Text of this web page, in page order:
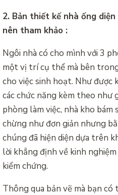
2. Bản thiết kế nhà ống
nên tham khảo :
Ngôi nhà có cho mình với 3
một vị trí cụ thể mà bên
cho việc sinh hoạt. Như được
các chức năng kèm theo như
phòng làm việc, nhà kho
chừng như đơn giản nhưng
chúng đã hiện diện dựa trên
lời khẳng định về kinh
kiểm chứng.
Thông qua bản vẽ mà bạn